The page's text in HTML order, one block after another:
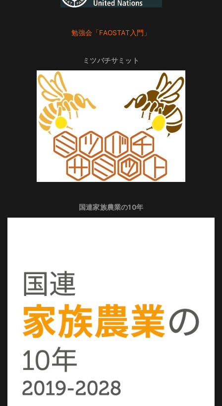
勉強会「FAOSTAT入門」
ミツバチサミット
国連家族農業の10年